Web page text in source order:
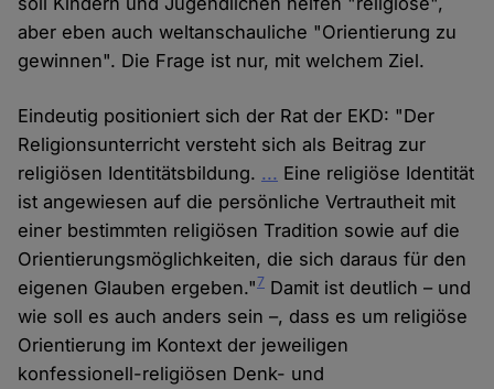
aber eben auch weltanschauliche "Orientierung zu
gewinnen". Die Frage ist nur, mit welchem Ziel.
Eindeutig positioniert sich der Rat der EKD: "Der
Religionsunterricht versteht sich als Beitrag zur
religiösen Identitätsbildung. ... Eine religiöse Identität
ist angewiesen auf die persönliche Vertrautheit mit
einer bestimmten religiösen Tradition sowie auf die
Orientierungsmöglichkeiten, die sich daraus für den
eigenen Glauben ergeben."7 Damit ist deutlich – und
wie soll es auch anders sein –, dass es um religiöse
Orientierung im Kontext der jeweiligen
konfessionell-religiösen Denk- und